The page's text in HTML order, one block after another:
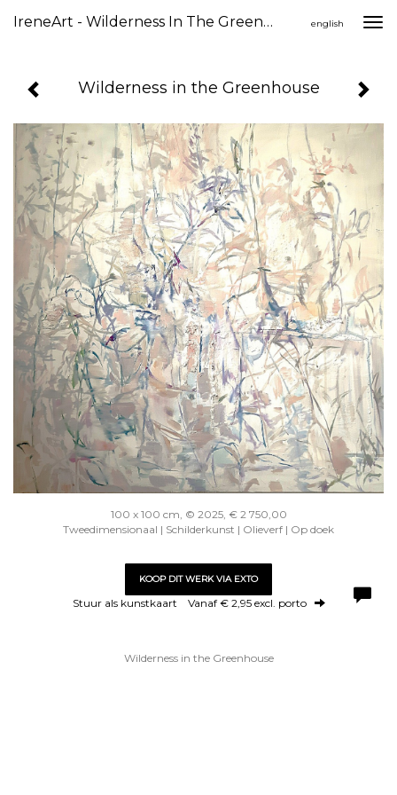
IreneArt - Wilderness In The Greenhouse english
Wilderness in the Greenhouse
100 x 100 cm, © 2025, € 2 750,00
Tweedimensionaal | Schilderkunst | Olieverf | Op doek
KOOP DIT WERK VIA EXTO
Stuur als kunstkaart Vanaf € 2,95 excl. porto
Wilderness in the Greenhouse